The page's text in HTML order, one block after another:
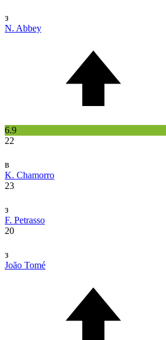
з
N. Abbey
6.9
22
в
K. Chamorro
23
з
F. Petrasso
20
з
João Tomé